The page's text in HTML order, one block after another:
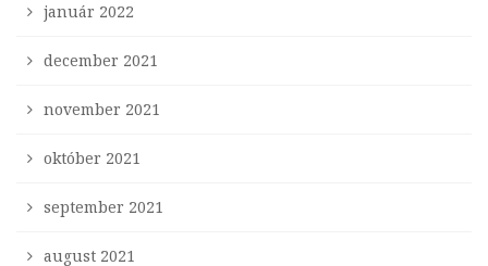
január 2022
december 2021
november 2021
október 2021
september 2021
august 2021